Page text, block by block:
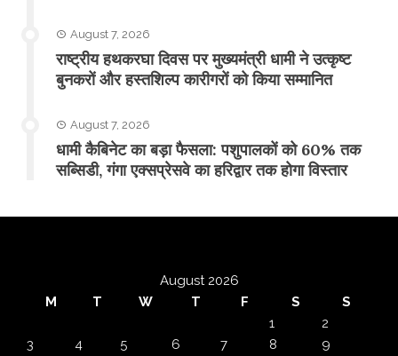
August 7, 2026
राष्ट्रीय हथकरघा दिवस पर मुख्यमंत्री धामी ने उत्कृष्ट
बुनकरों और हस्तशिल्प कारीगरों को किया सम्मानित
August 7, 2026
​धामी कैबिनेट का बड़ा फैसला: पशुपालकों को 60% तक
सब्सिडी, गंगा एक्सप्रेसवे का हरिद्वार तक होगा विस्तार
August 2026
M
T W T F S
S
1
2
3
4 5 6 7 8
9